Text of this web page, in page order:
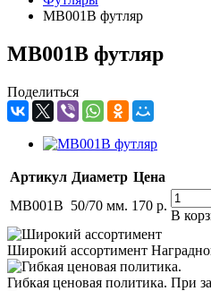
MB001B футляр
MB001B футляр
Поделиться
Артикул Диаметр Цена
MB001B 50/70 мм. 170 р.
В
Широкий ассортимент
Гибкая ценовая политика. При